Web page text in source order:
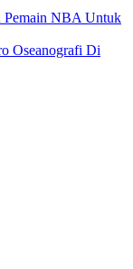
Pemain NBA Untuk
Oseanografi Di